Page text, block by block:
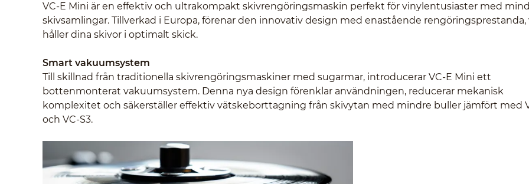
VC-E Mini är en effektiv och ultrakompakt skivrengöringsmaskin perfekt för vinylentusiaster med
skivsamlingar. Tillverkad i Europa, förenar den innovativ design med enastående
håller dina skivor i optimalt skick.
Smart vakuumsystem
Till skillnad från traditionella skivrengöringsmaskiner med sugarmar, introducerar VC-E Mini ett
bottenmonterat vakuumsystem. Denna nya design förenklar användningen, reducerar mekanisk
komplexitet och säkerställer effektiv vätskeborttagning från skivytan med mindre buller jämfört med
och VC-S3.